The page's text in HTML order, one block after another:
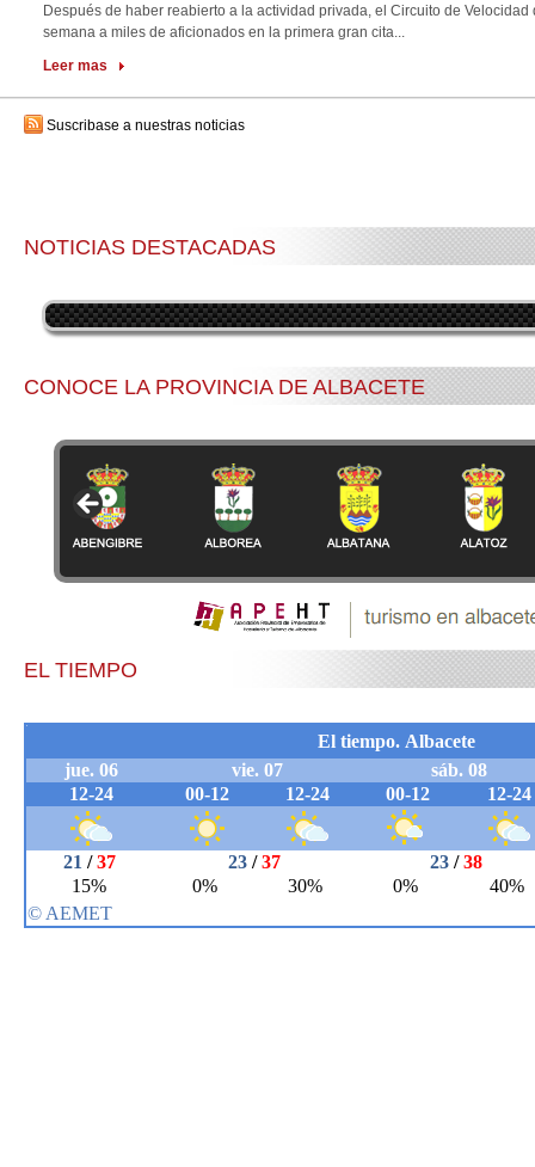
Después de haber reabierto a la actividad privada, el Circuito de Velocidad
semana a miles de aficionados en la primera gran cita...
Leer mas
Suscribase a nuestras noticias
NOTICIAS DESTACADAS
CONOCE LA PROVINCIA DE ALBACETE
EL TIEMPO